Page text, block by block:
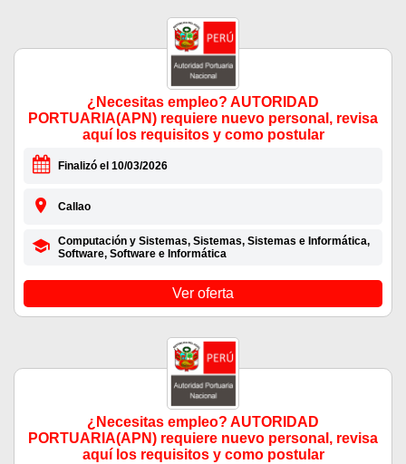
¿Necesitas empleo? AUTORIDAD
PORTUARIA(APN) requiere nuevo personal, revisa
aquí los requisitos y como postular
Finalizó el 10/03/2026
Callao
Computación y Sistemas, Sistemas, Sistemas e Informática,
Software, Software e Informática
Ver oferta
¿Necesitas empleo? AUTORIDAD
PORTUARIA(APN) requiere nuevo personal, revisa
aquí los requisitos y como postular